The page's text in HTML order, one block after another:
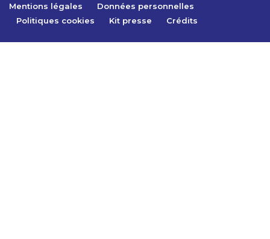
Mentions légales
Données personnelles
Politiques cookies
Kit presse Crédits